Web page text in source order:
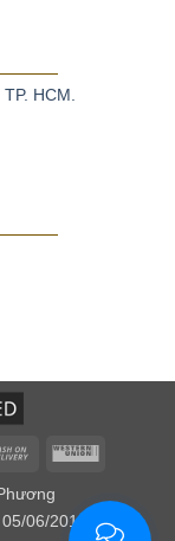
HCM.
Cash
Delivery
Western
06/2016